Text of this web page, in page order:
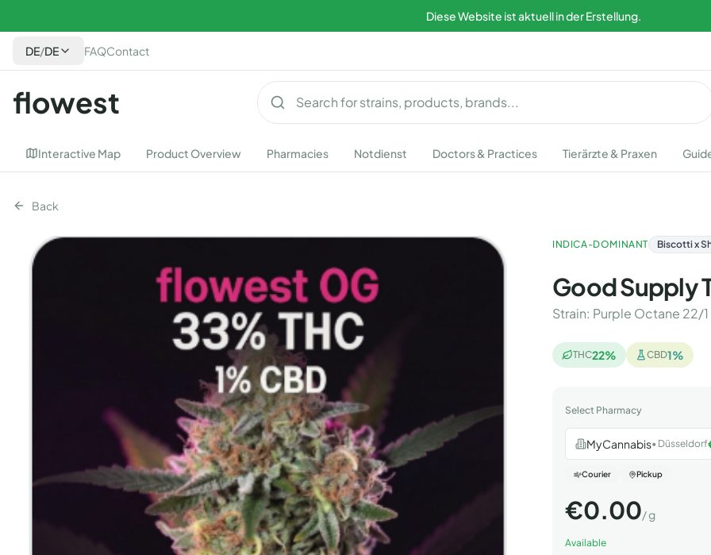
Diese Website ist aktuell in der Erstellung.
DE/DE FAQContact
flowest
Interactive Map Product Overview Pharmacies Notdienst Doctors & Practices Tierärzte & Praxen
Back
INDICA-DOMINANT Biscotti x
Good Supply
Strain: Purple Octane 22/1
THC22% CBD1%
Select Pharmacy
MyCannabis• Düsseldorf
Courier Pickup
€0.00/g
Available